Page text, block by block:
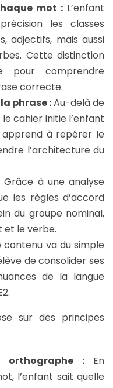
mot : L’enfant
les classes
adjectifs, mais aussi
Cette distinction
pour comprendre
correcte.
phrase :Au-delà de
cahier initie l’enfant
à repérer le
l’architecture du
Grâce à une analyse
les règles d’accord
du groupe nominal,
et le verbe.
contenu va du simple
de consolider ses
de la langue
sur des principes
orthographe :En
l’enfant sait quelle